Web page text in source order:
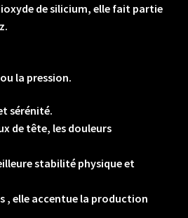
de silicium, elle fait partie
la pression.
sérénité.
de tête, les douleurs
stabilité physique et
, elle accentue la production